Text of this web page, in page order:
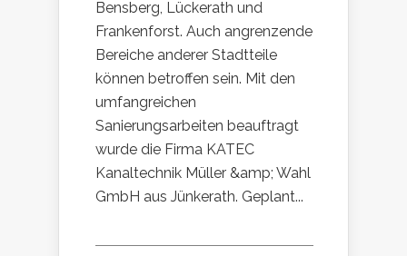
Bensberg, Lückerath und
Frankenforst. Auch angrenzende
Bereiche anderer Stadtteile
können betroffen sein. Mit den
umfangreichen
Sanierungsarbeiten beauftragt
wurde die Firma KATEC
Kanaltechnik Müller &amp; Wahl
GmbH aus Jünkerath. Geplant...